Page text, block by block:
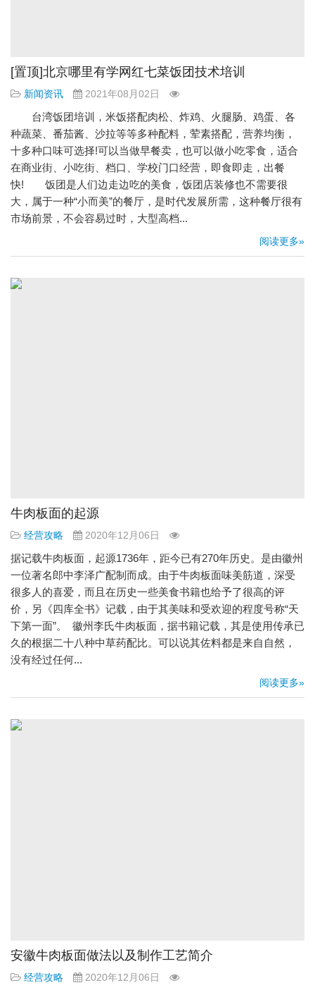
[置顶]北京哪里有学网红七菜饭团技术培训
新闻资讯 2021年08月02日
台湾饭团培训，米饭搭配肉松、炸鸡、火腿肠、鸡蛋、各
种蔬菜、番茄酱、沙拉等等多种配料，荤素搭配，营养均衡，
十多种口味可选择!可以当做早餐卖，也可以做小吃零食，适合
在商业街、小吃街、档口、学校门口经营，即食即走，出餐
快! 饭团是人们边走边吃的美食，饭团店装修也不需要很
大，属于一种“小而美”的餐厅，是时代发展所需，这种餐厅很有
市场前景，不会容易过时，大型高档...
阅读更多»
牛肉板面的起源
经营攻略 2020年12月06日
据记载牛肉板面，起源1736年，距今已有270年历史。是由徽州
一位著名郎中李泽广配制而成。由于牛肉板面味美筋道，深受
很多人的喜爱，而且在历史一些美食书籍也给予了很高的评
价，另《四库全书》记载，由于其美味和受欢迎的程度号称“天
下第一面”。 徽州李氏牛肉板面，据书籍记载，其是使用传承已
久的根据二十八种中草药配比。可以说其佐料都是来自自然，
没有经过任何...
阅读更多»
安徽牛肉板面做法以及制作工艺简介
经营攻略 2020年12月06日